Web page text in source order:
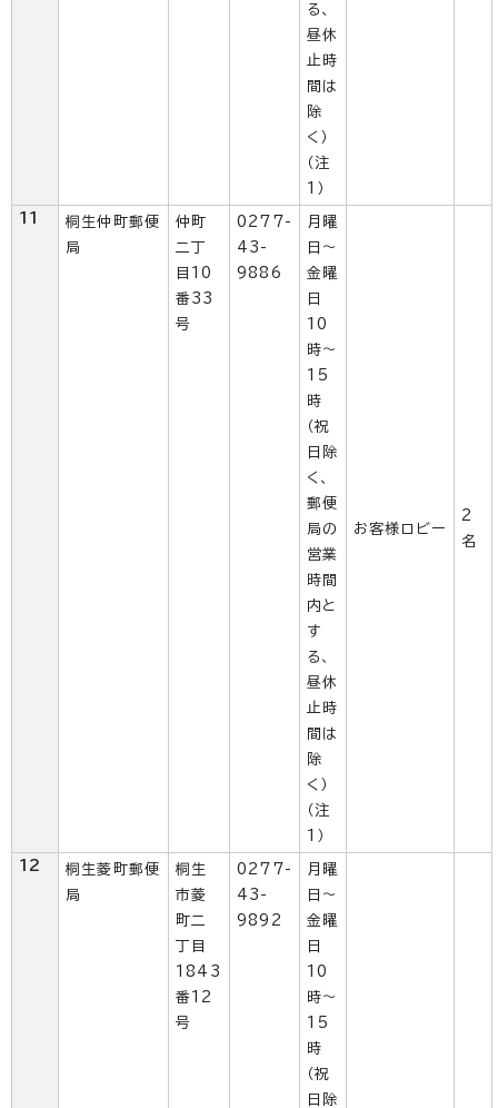
る、
昼休
止時
間は
除
く）
（注
1）
11
桐生仲町郵便
局
仲町
二丁
目10
番33
号
0277-
43-
9886
月曜
日～
金曜
日
10
時～
15
時
（祝
日除
く、
郵便
局の
営業
時間
内と
す
る、
昼休
止時
間は
除
く）
（注
1）
お客様ロビー
2
名
12
桐生菱町郵便
局
桐生
市菱
町二
丁目
1843
番12
号
0277-
43-
9892
月曜
日～
金曜
日
10
時～
15
時
（祝
日除